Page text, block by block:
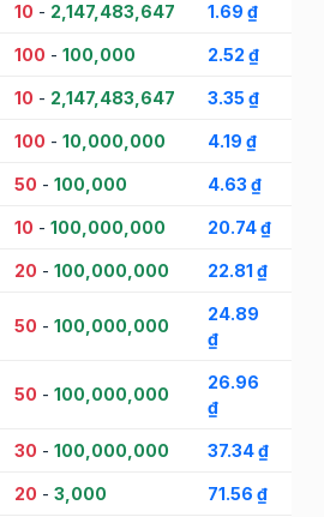
10 - 2,147,483,647 1.69 ₫
100 - 100,000 2.52 ₫
10 - 2,147,483,647 3.35 ₫
100 - 10,000,000 4.19 ₫
50 - 100,000 4.63 ₫
10 - 100,000,000 20.74 ₫
20 - 100,000,000 22.81 ₫
50 - 100,000,000
24.89
₫
50 - 100,000,000
26.96
₫
30 - 100,000,000 37.34 ₫
20 - 3,000 71.56 ₫